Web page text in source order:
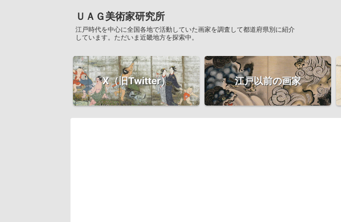
ＵＡＧ美術家研究所
江戸時代を中心に全国各地で活動していた画家を調査して都道府県別に紹介
しています。ただいま近畿地方を探索中。
X（旧Twitter） 江戸以前の画家